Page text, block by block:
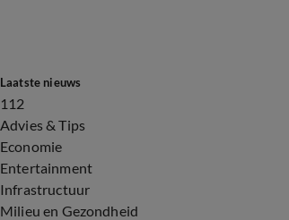
Laatste nieuws
112
Advies & Tips
Economie
Entertainment
Infrastructuur
Milieu en Gezondheid